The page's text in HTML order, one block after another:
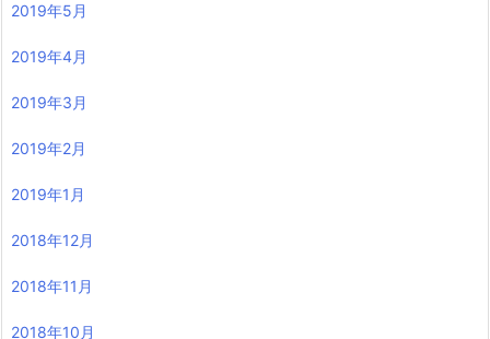
2019年5月
2019年4月
2019年3月
2019年2月
2019年1月
2018年12月
2018年11月
2018年10月